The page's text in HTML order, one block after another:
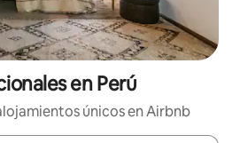
en Perú
únicos en Airbnb